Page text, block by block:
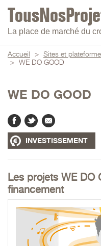
La place de marché du
Accueil >
Sites et
>
WE DO GOOD
WE DO GOOD
INVESTISSEMENT
Les projets WE DO
financement